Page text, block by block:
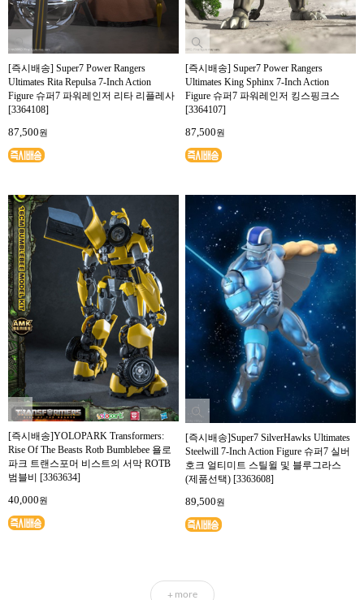
[즉시배송] Super7 Power Rangers
Ultimates Rita Repulsa 7-Inch Action
Figure 슈퍼7 파워레인저 리타 리플레사
[3364108]
87,500원
[즉시배송] Super7 Power Rangers
Ultimates King Sphinx 7-Inch Action
Figure 슈퍼7 파워레인저 킹스핑크스
[3364107]
87,500원
[즉시배송]YOLOPARK Transformers:
Rise Of The Beasts Rotb Bumblebee 욜로
파크 트랜스포머 비스트의 서막 ROTB
범블비 [3363634]
40,000원
[즉시배송]Super7 SilverHawks Ultimates
Steelwill 7-Inch Action Figure 슈퍼7 실버
호크 얼티미트 스틸윌 및 블루그라스
(제품선택) [3363608]
89,500원
+ more